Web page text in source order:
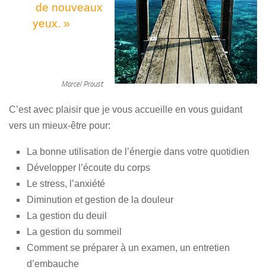
de nouveaux
yeux. »
Marcel Proust
C’est avec plaisir que je vous accueille en vous guidant
vers un mieux-être pour:
La bonne utilisation de l’énergie dans votre quotidien
Développer l’écoute du corps
Le stress, l’anxiété
Diminution et gestion de la douleur
La gestion du deuil
La gestion du sommeil
Comment se préparer à un examen, un entretien
d’embauche